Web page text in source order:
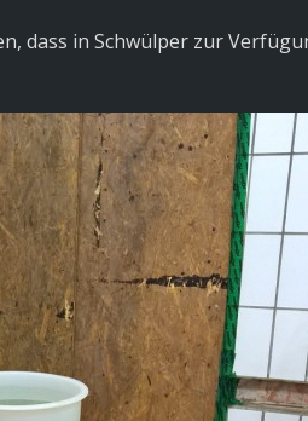
dass in Schwülper zur